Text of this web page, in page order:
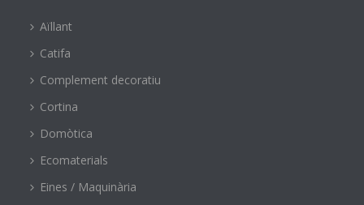
Aïllant
Catifa
Complement decoratiu
Cortina
Domòtica
Ecomaterials
Eines / Maquinària